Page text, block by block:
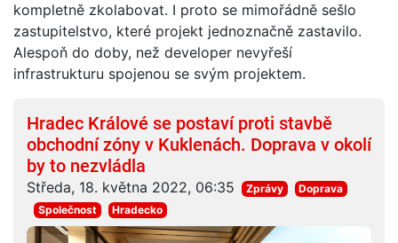
kompletně zkolabovat. I proto se mimořádně sešlo
zastupitelstvo, které projekt jednoznačně zastavilo.
Alespoň do doby, než developer nevyřeší
infrastrukturu spojenou se svým projektem.
Hradec Králové se postaví proti stavbě
obchodní zóny v Kuklenách. Doprava v okolí
by to nezvládla
Středa, 18. května 2022, 06:35 Zprávy
Doprava
Společnost
Hradecko